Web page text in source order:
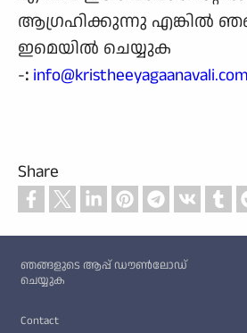
ആഗ്രഹിക്കുന്നു എങ്കില്‍
ഇമെയില്‍ ചെയ്യുക
-: info@kristheeyagaanavali.com
Share
ഞങ്ങളുടെ ആപ്പ് ഡൗൺലോഡ്
ചെയ്യുക
Footer
Contact